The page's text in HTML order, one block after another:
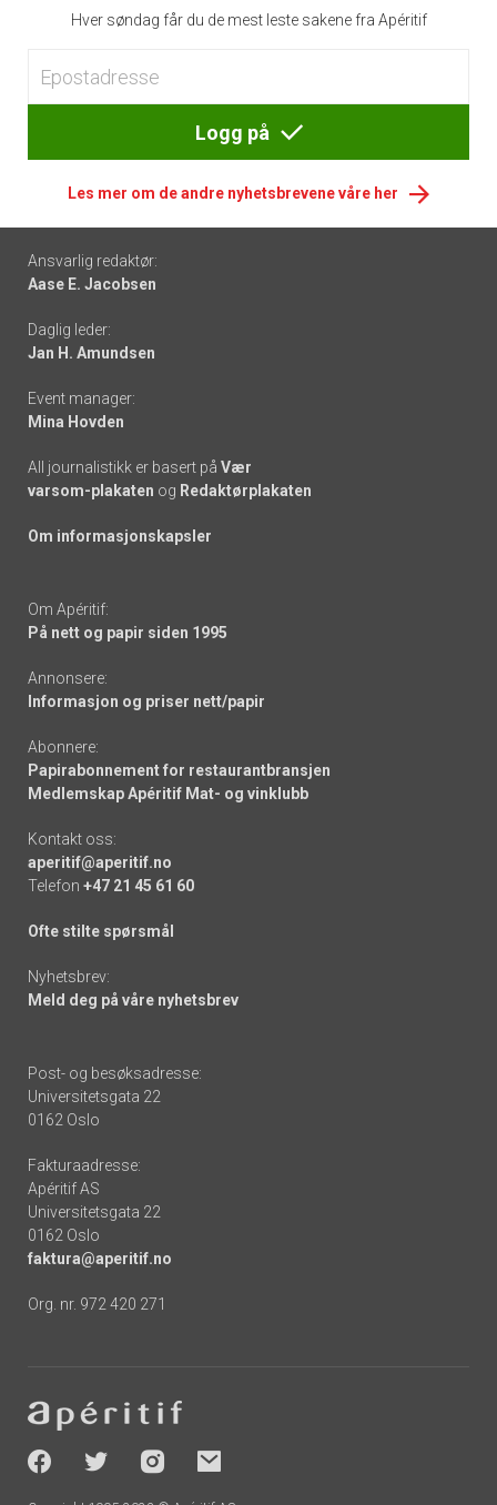
Hver søndag får du de mest leste sakene fra Apéritif
Logg på
Les mer om de andre nyhetsbrevene våre her
Footer
-
links
Ansvarlig redaktør:
Aase E. Jacobsen
Daglig leder:
Jan H. Amundsen
Event manager:
Mina Hovden
All journalistikk er basert på Vær
varsom-plakaten og Redaktørplakaten
Om informasjonskapsler
Om Apéritif:
På nett og papir siden 1995
Annonsere:
Informasjon og priser nett/papir
Abonnere:
Papirabonnement for restaurantbransjen
Medlemskap Apéritif Mat- og vinklubb
Kontakt oss:
aperitif@aperitif.no
Telefon +47 21 45 61 60
Ofte stilte spørsmål
Nyhetsbrev:
Meld deg på våre nyhetsbrev
Post- og besøksadresse:
Universitetsgata 22
0162 Oslo
Fakturaadresse:
Apéritif AS
Universitetsgata 22
0162 Oslo
faktura@aperitif.no
Org. nr. 972 420 271
-
socials